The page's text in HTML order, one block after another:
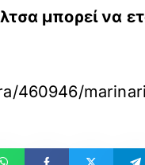
μπορεί να
460946/